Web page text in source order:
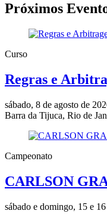
Próximos
Curso
Regras e
sábado, 8 de agosto de
Barra da Tijuca, Rio de
Campeonato
CARLSON
sábado e domingo, 15 e